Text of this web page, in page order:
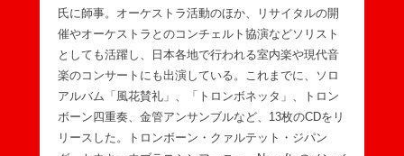
氏に師事。オーケストラ活動のほか、リサイタルの開
催やオーケストラとのコンチェルト協演などソリスト
としても活躍し、日本各地で行われる室内楽や現代音
楽のコンサートにも出演している。これまでに、ソロ
アルバム「風花賛礼」、「トロンボネッタ」、トロン
ボーン四重奏、金管アンサンブルなど、13枚のCDをリ
リースした。トロンボーン・クァルテット・ジパン